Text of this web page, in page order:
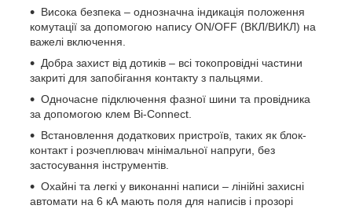
Висока безпека – однозначна індикація положення
комутації за допомогою напису ON/OFF (ВКЛ/ВИКЛ) на
важелі включення.
Добра захист від дотиків – всі токопровідні частини
закриті для запобігання контакту з пальцями.
Одночасне підключення фазної шини та провідника
за допомогою клем Bi-Connect.
Встановлення додаткових пристроїв, таких як блок-
контакт і розчеплювач мінімальної напруги, без
застосування інструментів.
Охайні та легкі у виконанні написи – лінійні захисні
автомати на 6 кА мають поля для написів і прозорі